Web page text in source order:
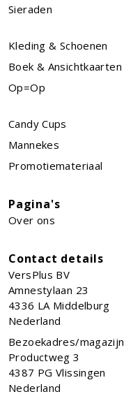
Sieraden
Kleding & Schoenen
Boek & Ansichtkaarten
Op=Op
Candy Cups
Mannekes
Promotiemateriaal
Pagina's
Over ons
Contact details
VersPlus BV
Amnestylaan 23
4336 LA Middelburg
Nederland
Bezoekadres/magazijn
Productweg 3
4387 PG Vlissingen
Nederland